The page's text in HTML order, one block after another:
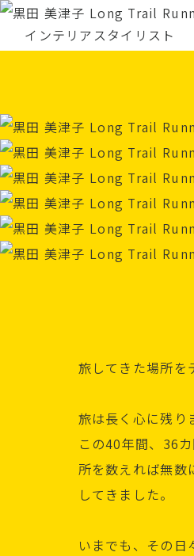
インテリアスタイリスト
旅してきた場所を
旅は長く心に残り
この40年間、36
所を数えれば無数
してきました。
いまでも、その日